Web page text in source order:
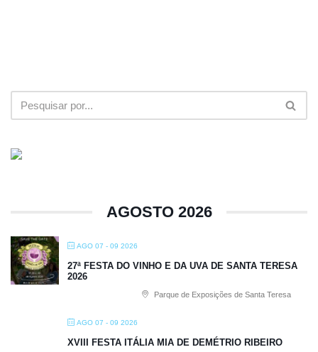
AGOSTO 2026
AGO 07 - 09 2026
27ª FESTA DO VINHO E DA UVA DE SANTA TERESA
2026
Parque de Exposições de Santa Teresa
AGO 07 - 09 2026
XVIII FESTA ITÁLIA MIA DE DEMÉTRIO RIBEIRO